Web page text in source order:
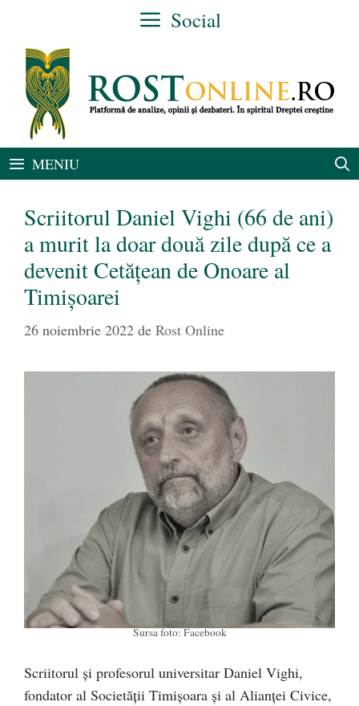
conținut
Social
MENIU
Scriitorul Daniel Vighi (66 de ani)
a murit la doar două zile după ce a
devenit Cetățean de Onoare al
Timișoarei
26 noiembrie 2022 de Rost Online
Sursa foto: Facebook
Scriitorul şi profesorul universitar Daniel Vighi,
fondator al Societăţii Timişoara şi al Alianţei Civice,